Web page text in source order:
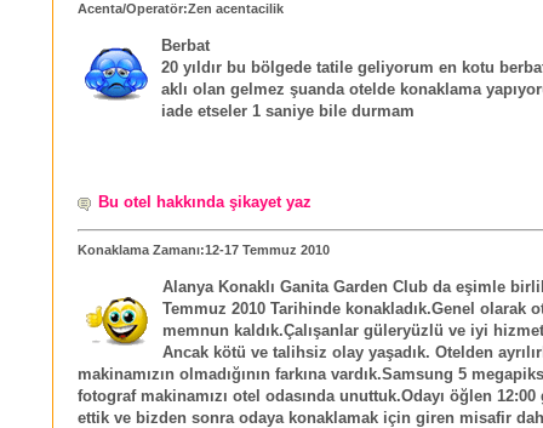
Acenta/Operatör:Zen acentacilik
Berbat
20 yıldır bu bölgede tatile geliyorum en kotu
aklı olan gelmez şuanda otelde konaklama
iade etseler 1 saniye bile durmam
Bu otel hakkında şikayet yaz
Konaklama Zamanı:12-17 Temmuz 2010
Alanya Konaklı Ganita Garden Club da eşimle
Temmuz 2010 Tarihinde konakladık.Genel olarak
memnun kaldık.Çalışanlar güleryüzlü ve iyi
Ancak kötü ve talihsiz olay yaşadık. Otelden
makinamızın olmadığının farkına vardık.Samsung 5
fotograf makinamızı otel odasında unuttuk.Odayı öğlen
ettik ve bizden sonra odaya konaklamak için giren misafir